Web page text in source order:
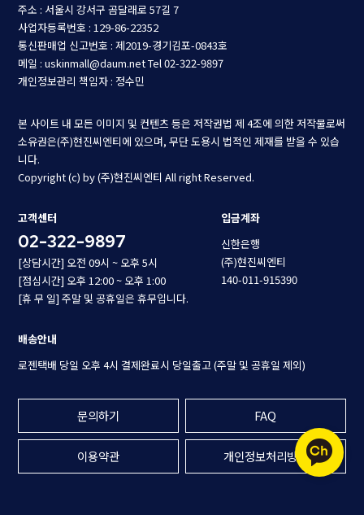
주소 : 서울시 강서구 곰달래로 57길 7
사업자등록번호 : 129-86-22352
통신판매업 신고번호 : 제2019-경기김포-0843호
메일 : uskinmall@daum.netTel 02-322-9897
개인정보관리 책임자 : 정수민
본 사이트 내 모든 이미지 및 컨텐츠 등은 저작권법 제 4조에 의한 저작물로써
소유권은(주)현진씨엔티에 있으며, 무단 도용시 법적인 제재를 받을 수 있습
니다.
Copyright (c) by (주)현진씨엔티 All right Reserved.
고객센터
02-322-9897
[상담시간] 오전 09시 ~ 오후 5시
[점심시간] 오후 12:00 ~ 오후 1:00
[휴 무 일] 주말 및 공휴일은 휴무입니다.
입금계좌
신한은행
(주)현진씨엔티
140-011-915390
배송안내
로젠택배 당일 오후 4시 결제완료시 당일출고 (주말 및 공휴일 제외)
문의하기 FAQ
이용약관 개인정보처리방침